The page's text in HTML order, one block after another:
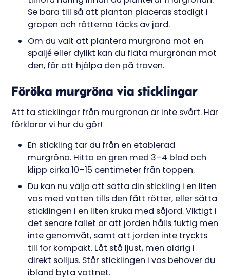
Se bara till så att plantan placeras stadigt i
gropen och rötterna täcks av jord.
Om du valt att plantera murgröna mot en
spaljé eller dylikt kan du fläta murgrönan mot
den, för att hjälpa den på traven.
Föröka murgröna via sticklingar
Att ta sticklingar från murgrönan är inte svårt. Här
förklarar vi hur du gör!
En stickling tar du från en etablerad
murgröna. Hitta en gren med 3–4 blad och
klipp cirka 10–15 centimeter från toppen.
Du kan nu välja att sätta din stickling i en liten
vas med vatten tills den fått rötter, eller sätta
sticklingen i en liten kruka med såjord. Viktigt i
det senare fallet är att jorden hålls fuktig men
inte genomvåt, samt att jorden inte tryckts
till för kompakt. Låt stå ljust, men aldrig i
direkt solljus. Står sticklingen i vas behöver du
ibland byta vattnet.